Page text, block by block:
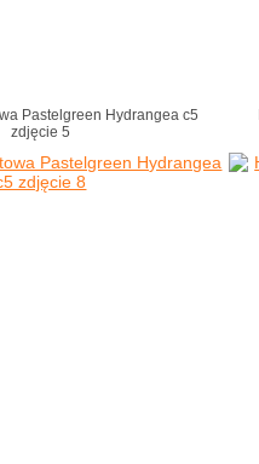
Pastelgreen Hydrangea c5
zdjęcie 5